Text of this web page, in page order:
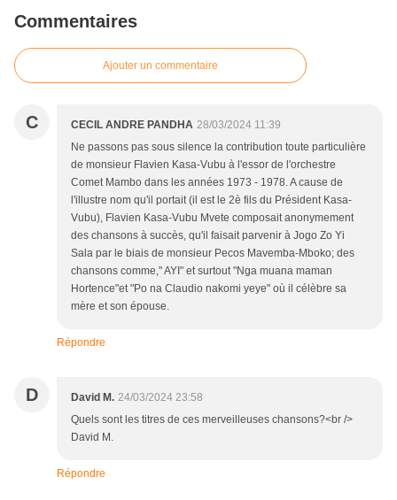
Commentaires
Ajouter un commentaire
C CECIL ANDRE PANDHA 28/03/2024 11:39
Ne passons pas sous silence la contribution toute particulière
de monsieur Flavien Kasa-Vubu à l'essor de l'orchestre
Comet Mambo dans les années 1973 - 1978. A cause de
l'illustre nom qu'il portait (il est le 2è fils du Président Kasa-
Vubu), Flavien Kasa-Vubu Mvete composait anonymement
des chansons à succès, qu'il faisait parvenir à Jogo Zo Yi
Sala par le biais de monsieur Pecos Mavemba-Mboko; des
chansons comme," AYI" et surtout "Nga muana maman
Hortence"et "Po na Claudio nakomi yeye" où il célèbre sa
mère et son épouse.
Répondre
D David M. 24/03/2024 23:58
Quels sont les titres de ces merveilleuses chansons?<br />
David M.
Répondre